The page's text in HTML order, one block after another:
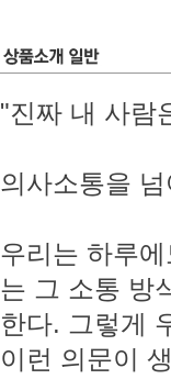
"진짜 내 사람
의사소통을
우리는 하루
는 그 소통 방
한다. 그렇게
이런 의문이